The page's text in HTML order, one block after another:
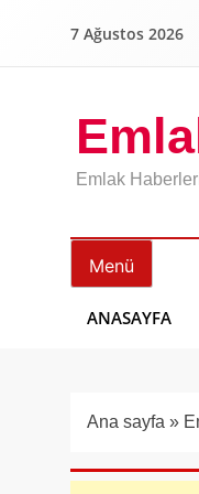
7 Ağustos 2026
Emlak
Menü
ANASAYFA
Ana sayfa »